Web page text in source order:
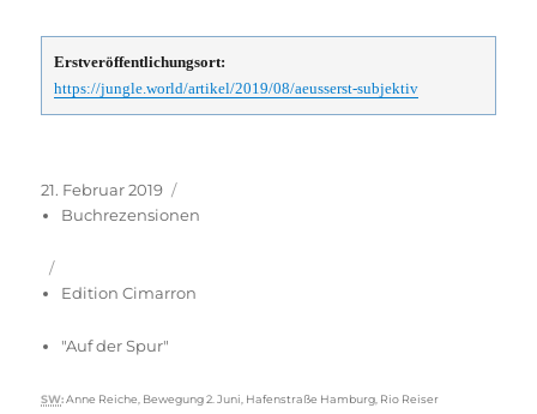
Erstveröffentlichungsort:
https://jungle.world/artikel/2019/08/aeusserst-subjektiv
Veröffentlicht
am
21. Februar 2019
Buchrezensionen
Edition Cimarron
"Auf der Spur"
Schlagwörter
SW: Anne Reiche, Bewegung 2. Juni, Hafenstraße Hamburg, Rio Reiser